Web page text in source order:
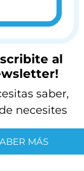
al
saber,
necesites
MÁS